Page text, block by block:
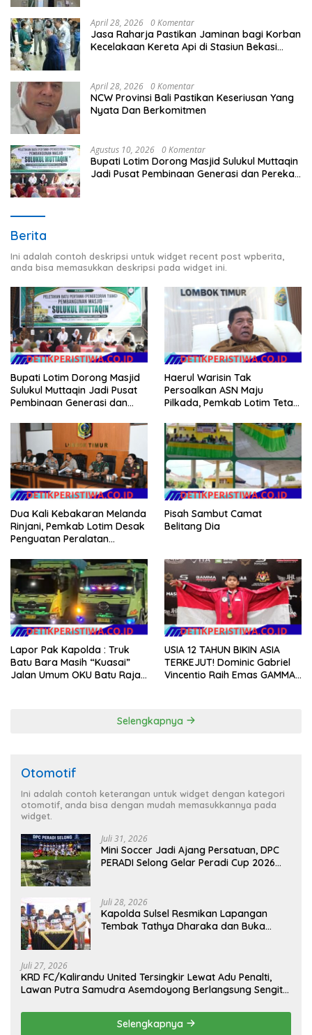
April 28, 2026 0 Komentar
Jasa Raharja Pastikan Jaminan bagi Korban
Kecelakaan Kereta Api di Stasiun Bekasi
April 28, 2026 0 Komentar
NCW Provinsi Bali Pastikan Keseriusan Yang
Nyata Dan Berkomitmen
Agustus 10, 2026 0 Komentar
Bupati Lotim Dorong Masjid Sulukul Muttaqin
Jadi Pusat Pembinaan Generasi dan Perekat
Berita
Ini adalah contoh deskripsi untuk widget recent post wpberita,
anda bisa memasukkan deskripsi pada widget ini.
Bupati Lotim Dorong Masjid
Sulukul Muttaqin Jadi Pusat
Pembinaan Generasi dan
Haerul Warisin Tak
Persoalkan ASN Maju
Pilkada, Pemkab Lotim Tetap
Dua Kali Kebakaran Melanda
Rinjani, Pemkab Lotim Desak
Penguatan Peralatan
Pisah Sambut Camat
Belitang Dia
Lapor Pak Kapolda : Truk
Batu Bara Masih “Kuasai”
Jalan Umum OKU Batu Raja
USIA 12 TAHUN BIKIN ASIA
TERKEJUT! Dominic Gabriel
Vincentio Raih Emas GAMMA
Selengkapnya
Otomotif
Ini adalah contoh keterangan untuk widget dengan kategori
otomotif, anda bisa dengan mudah memasukkannya pada
widget.
Juli 31, 2026
Mini Soccer Jadi Ajang Persatuan, DPC
PERADI Selong Gelar Peradi Cup 2026
Juli 28, 2026
Kapolda Sulsel Resmikan Lapangan
Tembak Tathya Dharaka dan Buka
Juli 27, 2026
KRD FC/Kalirandu United Tersingkir Lewat Adu Penalti,
Lawan Putra Samudra Asemdoyong Berlangsung Sengit
Selengkapnya